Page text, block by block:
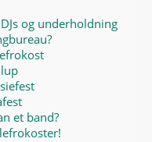
og underholdning
et band?